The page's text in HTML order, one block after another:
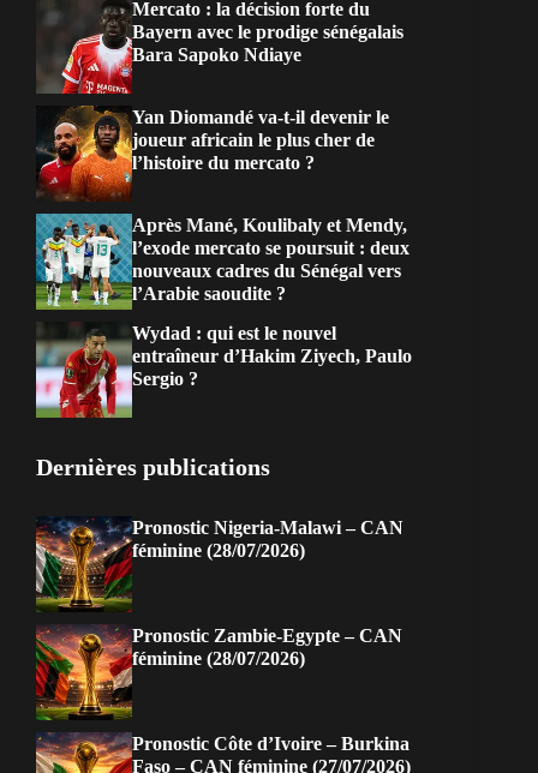
Mercato : la décision forte du
Bayern avec le prodige sénégalais
Bara Sapoko Ndiaye
Yan Diomandé va-t-il devenir le
joueur africain le plus cher de
l’histoire du mercato ?
Après Mané, Koulibaly et Mendy,
l’exode mercato se poursuit : deux
nouveaux cadres du Sénégal vers
l’Arabie saoudite ?
Wydad : qui est le nouvel
entraîneur d’Hakim Ziyech, Paulo
Sergio ?
Dernières publications
Pronostic Nigeria-Malawi – CAN
féminine (28/07/2026)
Pronostic Zambie-Egypte – CAN
féminine (28/07/2026)
Pronostic Côte d’Ivoire – Burkina
Faso – CAN féminine (27/07/2026)